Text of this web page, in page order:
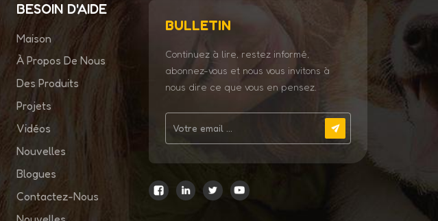
BESOIN D'AIDE
Maison
À Propos De Nous
Des Produits
Projets
Vidéos
Nouvelles
Blogues
Contactez-Nous
BULLETIN
Continuez à lire, restez informé,
abonnez-vous et nous vous invitons à
nous dire ce que vous en pensez.